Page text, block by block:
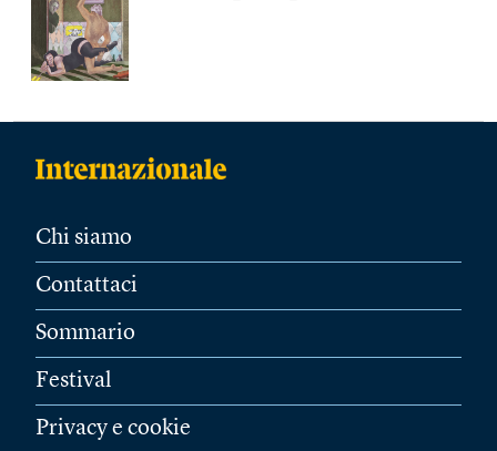
Chi siamo
Contattaci
Sommario
Festival
Privacy e cookie